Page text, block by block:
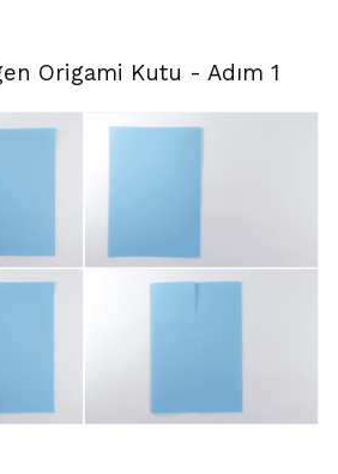
Origami Kutu - Adım 1